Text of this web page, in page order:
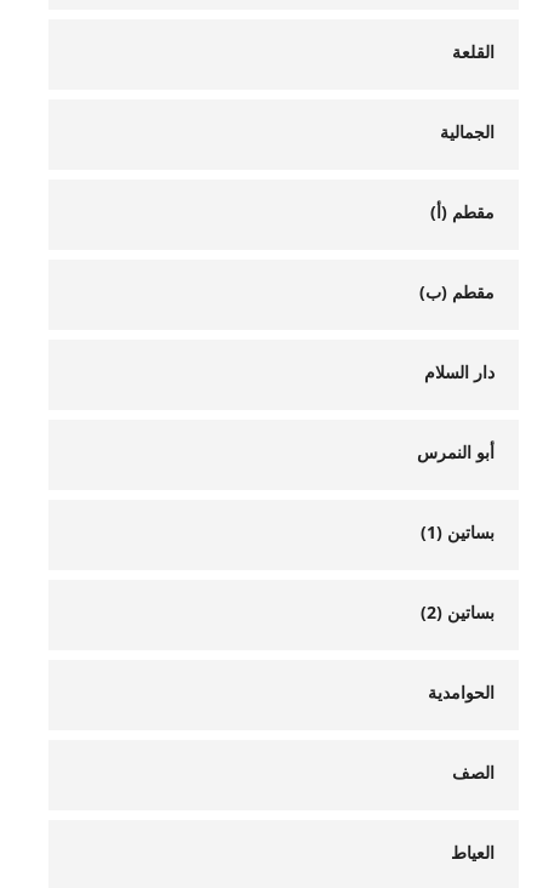
القلعة
الجمالية
مقطم (أ)
مقطم (ب)
دار السلام
أبو النمرس
بساتين (1)
بساتين (2)
الحوامدية
الصف
العياط